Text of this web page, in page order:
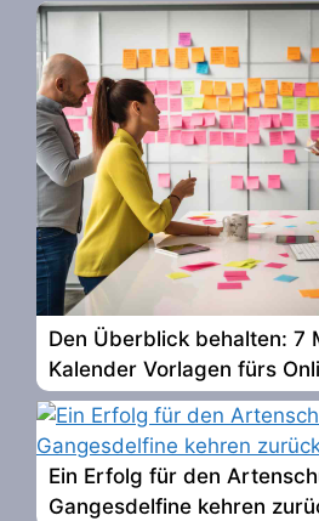
Den Überblick behalten: 7
Kalender Vorlagen fürs
Ein Erfolg für den
Gangesdelfine kehren